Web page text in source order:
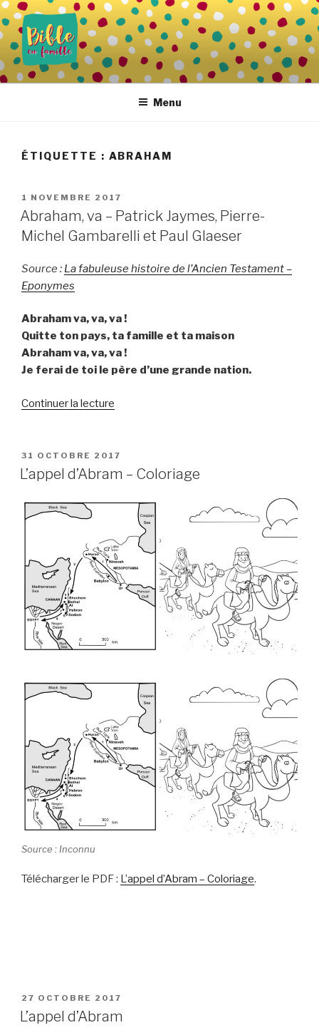
Aller
au
contenu
principal
BIBLE EN FAMILLE
Vivre la Parole de Dieu au quotidien
Menu
ÉTIQUETTE : ABRAHAM
PUBLIÉ
LE
1 NOVEMBRE 2017
Abraham, va – Patrick Jaymes, Pierre-
Michel Gambarelli et Paul Glaeser
Source : La fabuleuse histoire de l’Ancien Testament –
Eponymes
Abraham va, va, va !
Quitte ton pays, ta famille et ta maison
Abraham va, va, va !
Je ferai de toi le père d’une grande nation.
Continuer la lecture
–
Patrick
Pierre-
Michel
Gambarelli
et
Paul
Glaeser »
PUBLIÉ
LE
31 OCTOBRE 2017
L’appel d’Abram – Coloriage
Source : Inconnu
Télécharger le PDF : L’appel d’Abram – Coloriage.
PUBLIÉ
LE
27 OCTOBRE 2017
L’appel d’Abram